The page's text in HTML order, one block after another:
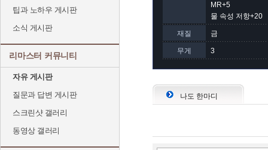
팁과 노하우 게시판
소식 게시판
리마스터 커뮤니티
자유 게시판
질문과 답변 게시판
스크린샷 갤러리
동영상 갤러리
MR+5
물 속성 저항+20
재질 금
무게 3
나도 한마디